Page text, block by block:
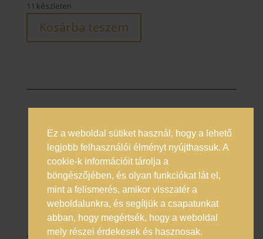
11 készleten
Kosárba teszem
Prémium italok magyarországi nagykövete
Általános Szerződési Feltételek
Adatkezelési Tájékoztató
Online vitarendezés
Ez a weboldal sütiket használ, hogy a lehető
legjobb felhasználói élményt nyújthassuk. A
cookie-k információit tárolja a
böngészőjében, és olyan funkciókat lát el,
mint a felismerés, amikor visszatér a
weboldalunkra, és segítjük a csapatunkat
abban, hogy megértsék, hogy a weboldal
mely részei érdekesek és hasznosak.